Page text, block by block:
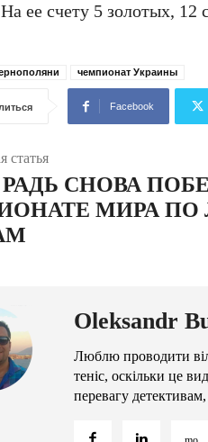
ее счету 5 золотых, 12
чемпионат Украины
Facebook
статья
РАДЬ СНОВА
МИРА
Oleksandr
Люблю проводити
теніс, оскільки це
перевагу